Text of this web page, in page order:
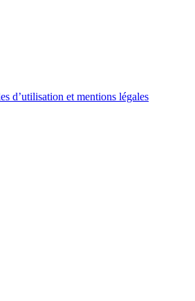
d’utilisation et mentions légales